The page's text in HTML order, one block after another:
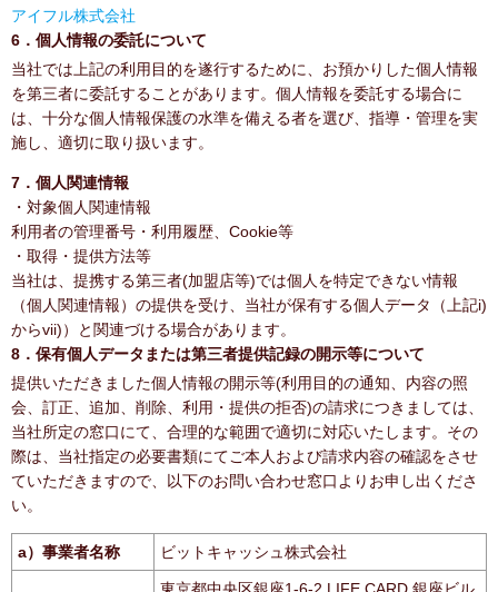
アイフル株式会社
6．個人情報の委託について
当社では上記の利用目的を遂行するために、お預かりした個人情報
を第三者に委託することがあります。個人情報を委託する場合に
は、十分な個人情報保護の水準を備える者を選び、指導・管理を実
施し、適切に取り扱います。
7．個人関連情報
・対象個人関連情報
利用者の管理番号・利用履歴、Cookie等
・取得・提供方法等
当社は、提携する第三者(加盟店等)では個人を特定できない情報
（個人関連情報）の提供を受け、当社が保有する個人データ（上記i)
からvii)）と関連づける場合があります。
8．保有個人データまたは第三者提供記録の開示等について
提供いただきました個人情報の開示等(利用目的の通知、内容の照
会、訂正、追加、削除、利用・提供の拒否)の請求につきましては、
当社所定の窓口にて、合理的な範囲で適切に対応いたします。その
際は、当社指定の必要書類にてご本人および請求内容の確認をさせ
ていただきますので、以下のお問い合わせ窓口よりお申し出くださ
い。
a）事業者名称 ビットキャッシュ株式会社